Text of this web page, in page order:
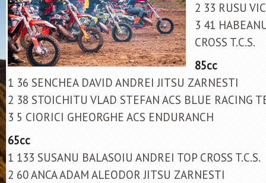
2 33 RUSU
3 41
CROSS T.C.S.
85cc
1 36 SENCHEA DAVID ANDREI JITSU ZARNESTI
2 38 STOICHITU VLAD STEFAN ACS BLUE RACING
3 5 CIORICI GHEORGHE ACS ENDURANCH
65cc
1 133 SUSANU BALASOIU ANDREI TOP CROSS T.C.S.
2 60 ANCA ADAM ALEODOR JITSU ZARNESTI